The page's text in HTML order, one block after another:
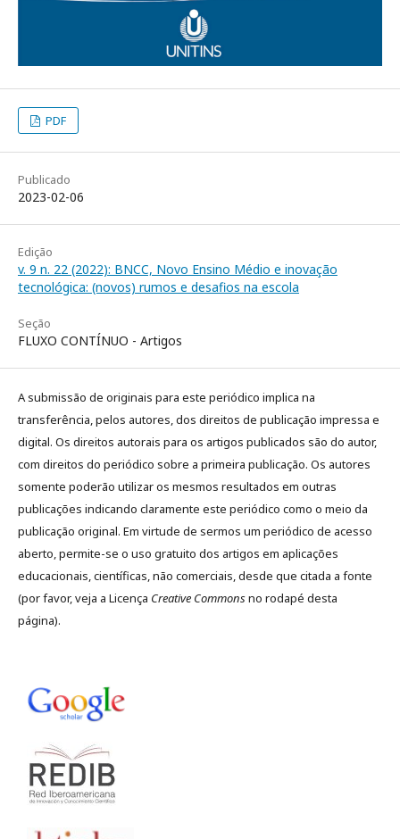
PDF
Publicado
2023-02-06
Edição
v. 9 n. 22 (2022): BNCC, Novo Ensino Médio e inovação
tecnológica: (novos) rumos e desafios na escola
Seção
FLUXO CONTÍNUO - Artigos
A submissão de originais para este periódico implica na
transferência, pelos autores, dos direitos de publicação impressa e
digital. Os direitos autorais para os artigos publicados são do autor,
com direitos do periódico sobre a primeira publicação. Os autores
somente poderão utilizar os mesmos resultados em outras
publicações indicando claramente este periódico como o meio da
publicação original. Em virtude de sermos um periódico de acesso
aberto, permite-se o uso gratuito dos artigos em aplicações
educacionais, científicas, não comerciais, desde que citada a fonte
(por favor, veja a Licença Creative Commonsno rodapé desta
página).